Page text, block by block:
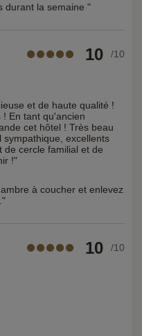
durant la semaine "
10 /10
et de haute qualité !
En tant qu'ancien
cet hôtel ! Très beau
excellents
de cercle familial et de
!"
à coucher et enlevez
10 /10